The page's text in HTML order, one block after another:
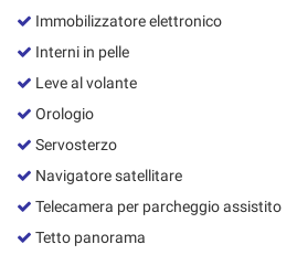
Immobilizzatore elettronico
Interni in pelle
Leve al volante
Orologio
Servosterzo
Navigatore satellitare
Telecamera per parcheggio assistito
Tetto panorama